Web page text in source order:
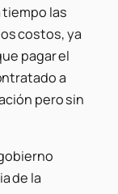
tiempo las
costos, ya
pagar el
a
pero sin
de la